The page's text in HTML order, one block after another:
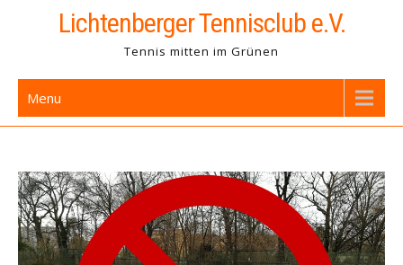
Lichtenberger Tennisclub e.V.
Tennis mitten im Grünen
Menu